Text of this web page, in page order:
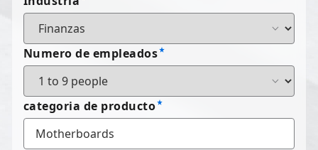
Numero de empleados
categoria de producto